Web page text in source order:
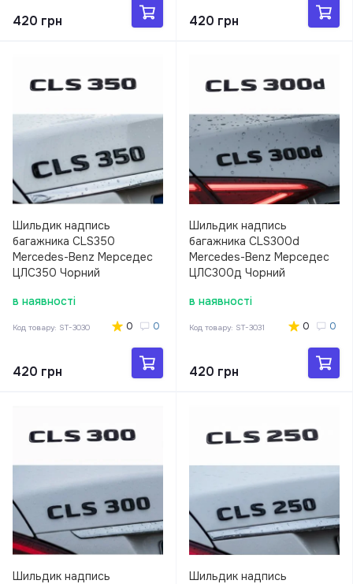
420 грн 420 грн
Шильдик надпись
багажника CLS350
Mercedes-Benz Мерседес
ЦЛС350 Чорний
в наявності
Код товару: ST-3030 0 0
420 грн
Шильдик надпись
багажника CLS300d
Mercedes-Benz Мерседес
ЦЛС300д Чорний
в наявності
Код товару: ST-3031 0 0
420 грн
Шильдик надпись
Шильдик надпись